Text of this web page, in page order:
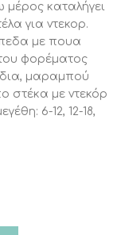
καταλήγει
για ντεκορ.
με πουα
φορέματος
μαραμπού
στέκα με ντεκόρ
6-12, 12-18,